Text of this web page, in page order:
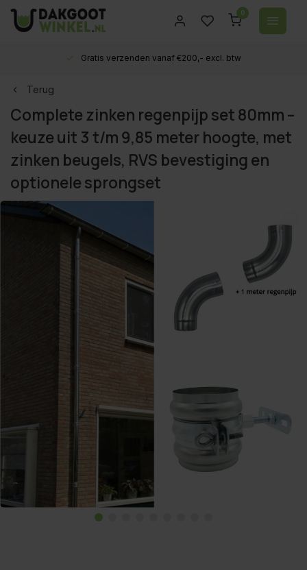
0
Gratis verzenden vanaf €200,- excl. btw
Terug
Complete zinken regenpijp set 80mm –
keuze uit 3 t/m 9,85 meter hoogte, met
zinken beugels, RVS bevestiging en
optionele sprongset